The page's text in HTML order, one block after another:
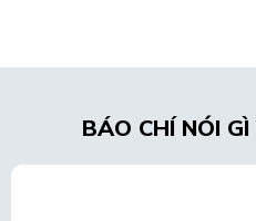
BÁO CHÍ NÓI